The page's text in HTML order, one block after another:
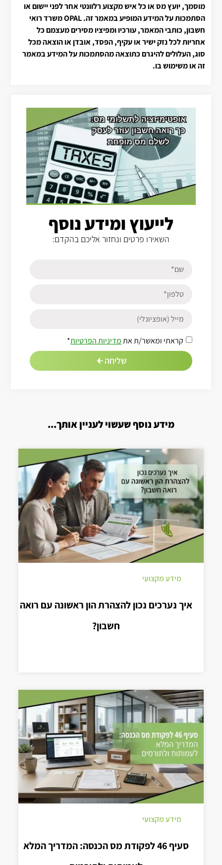
מוסמך, יועץ מס או כל איש מקצוע רלוונטי אחר לפני יישום או
הסתמכות על המידע המופיע במאמר זה. OPAL משרד רואי
חשבון, כותבי המאמר, עורכיו ומפיציו מסירים מעצמם כל
אחריות לכל נזק ישיר או עקיף, הפסד, אובדן או הוצאה מכל
סוג, העלולים להיגרם כתוצאה מהסתמכות על המידע במאמר
זה או משימוש בו.
לייעוץ ומידע נוסף
השאירו פרטים ונחזור אליכם בהקדם:
קראתי ומאשר/ת אתמדיניות הפרטיות*
שליחה
מידע נוסף שעשוי לעניין אותך...
מידע מקצועי
איך נערכים נכון להצהרת הון ראשונה עם רואה
חשבון?
מידע מקצועי
סעיף 46 לפקודת מס הכנסה: המדריך המלא